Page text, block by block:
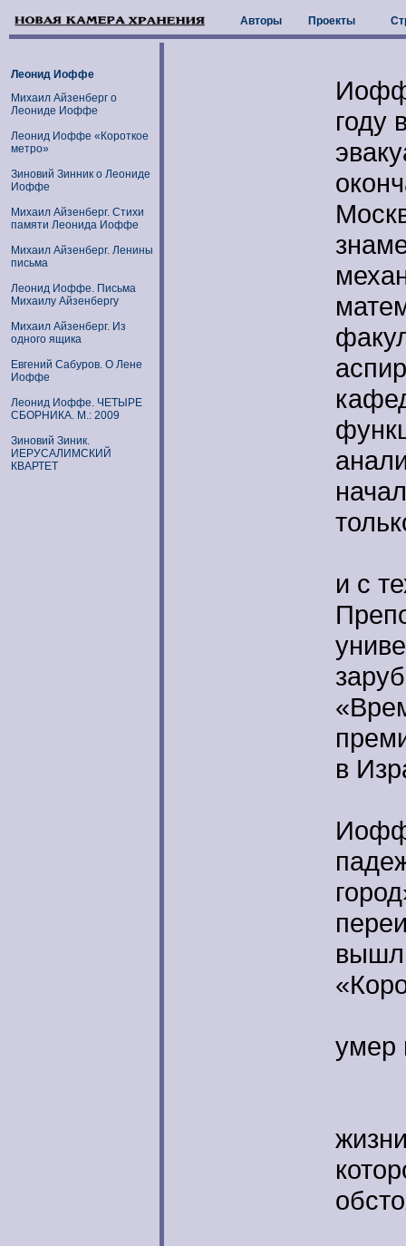
Авторы Проекты
Леонид Иоффе
Михаил Айзенберг о
Леониде Иоффе
Леонид Иоффе «Короткое
метро»
Зиновий Зинник о Леониде
Иоффе
Михаил Айзенберг. Стихи
памяти Леонида Иоффе
Михаил Айзенберг. Ленины
письма
Леонид Иоффе. Письма
Михаилу Айзенбергу
Михаил Айзенберг. Из
одного ящика
Евгений Сабуров. O Лене
Иоффе
Леонид Иоффе. ЧЕТЫРЕ
СБОРНИКА. М.: 2009
Зиновий Зиник.
ИЕРУСАЛИМСКИЙ
КВАРТЕТ
году
и с
в
умер